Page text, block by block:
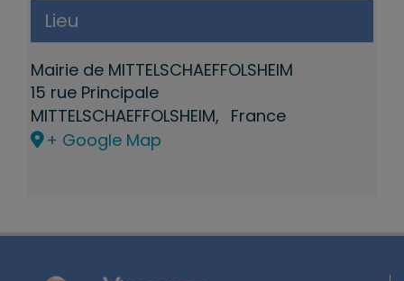
Lieu
Mairie de MITTELSCHAEFFOLSHEIM
15 rue Principale
MITTELSCHAEFFOLSHEIM, France
+ Google Map